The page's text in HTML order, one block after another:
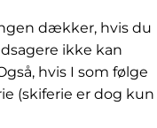
dækker, hvis du
ikke kan
hvis I som følge
(skiferie er dog kun